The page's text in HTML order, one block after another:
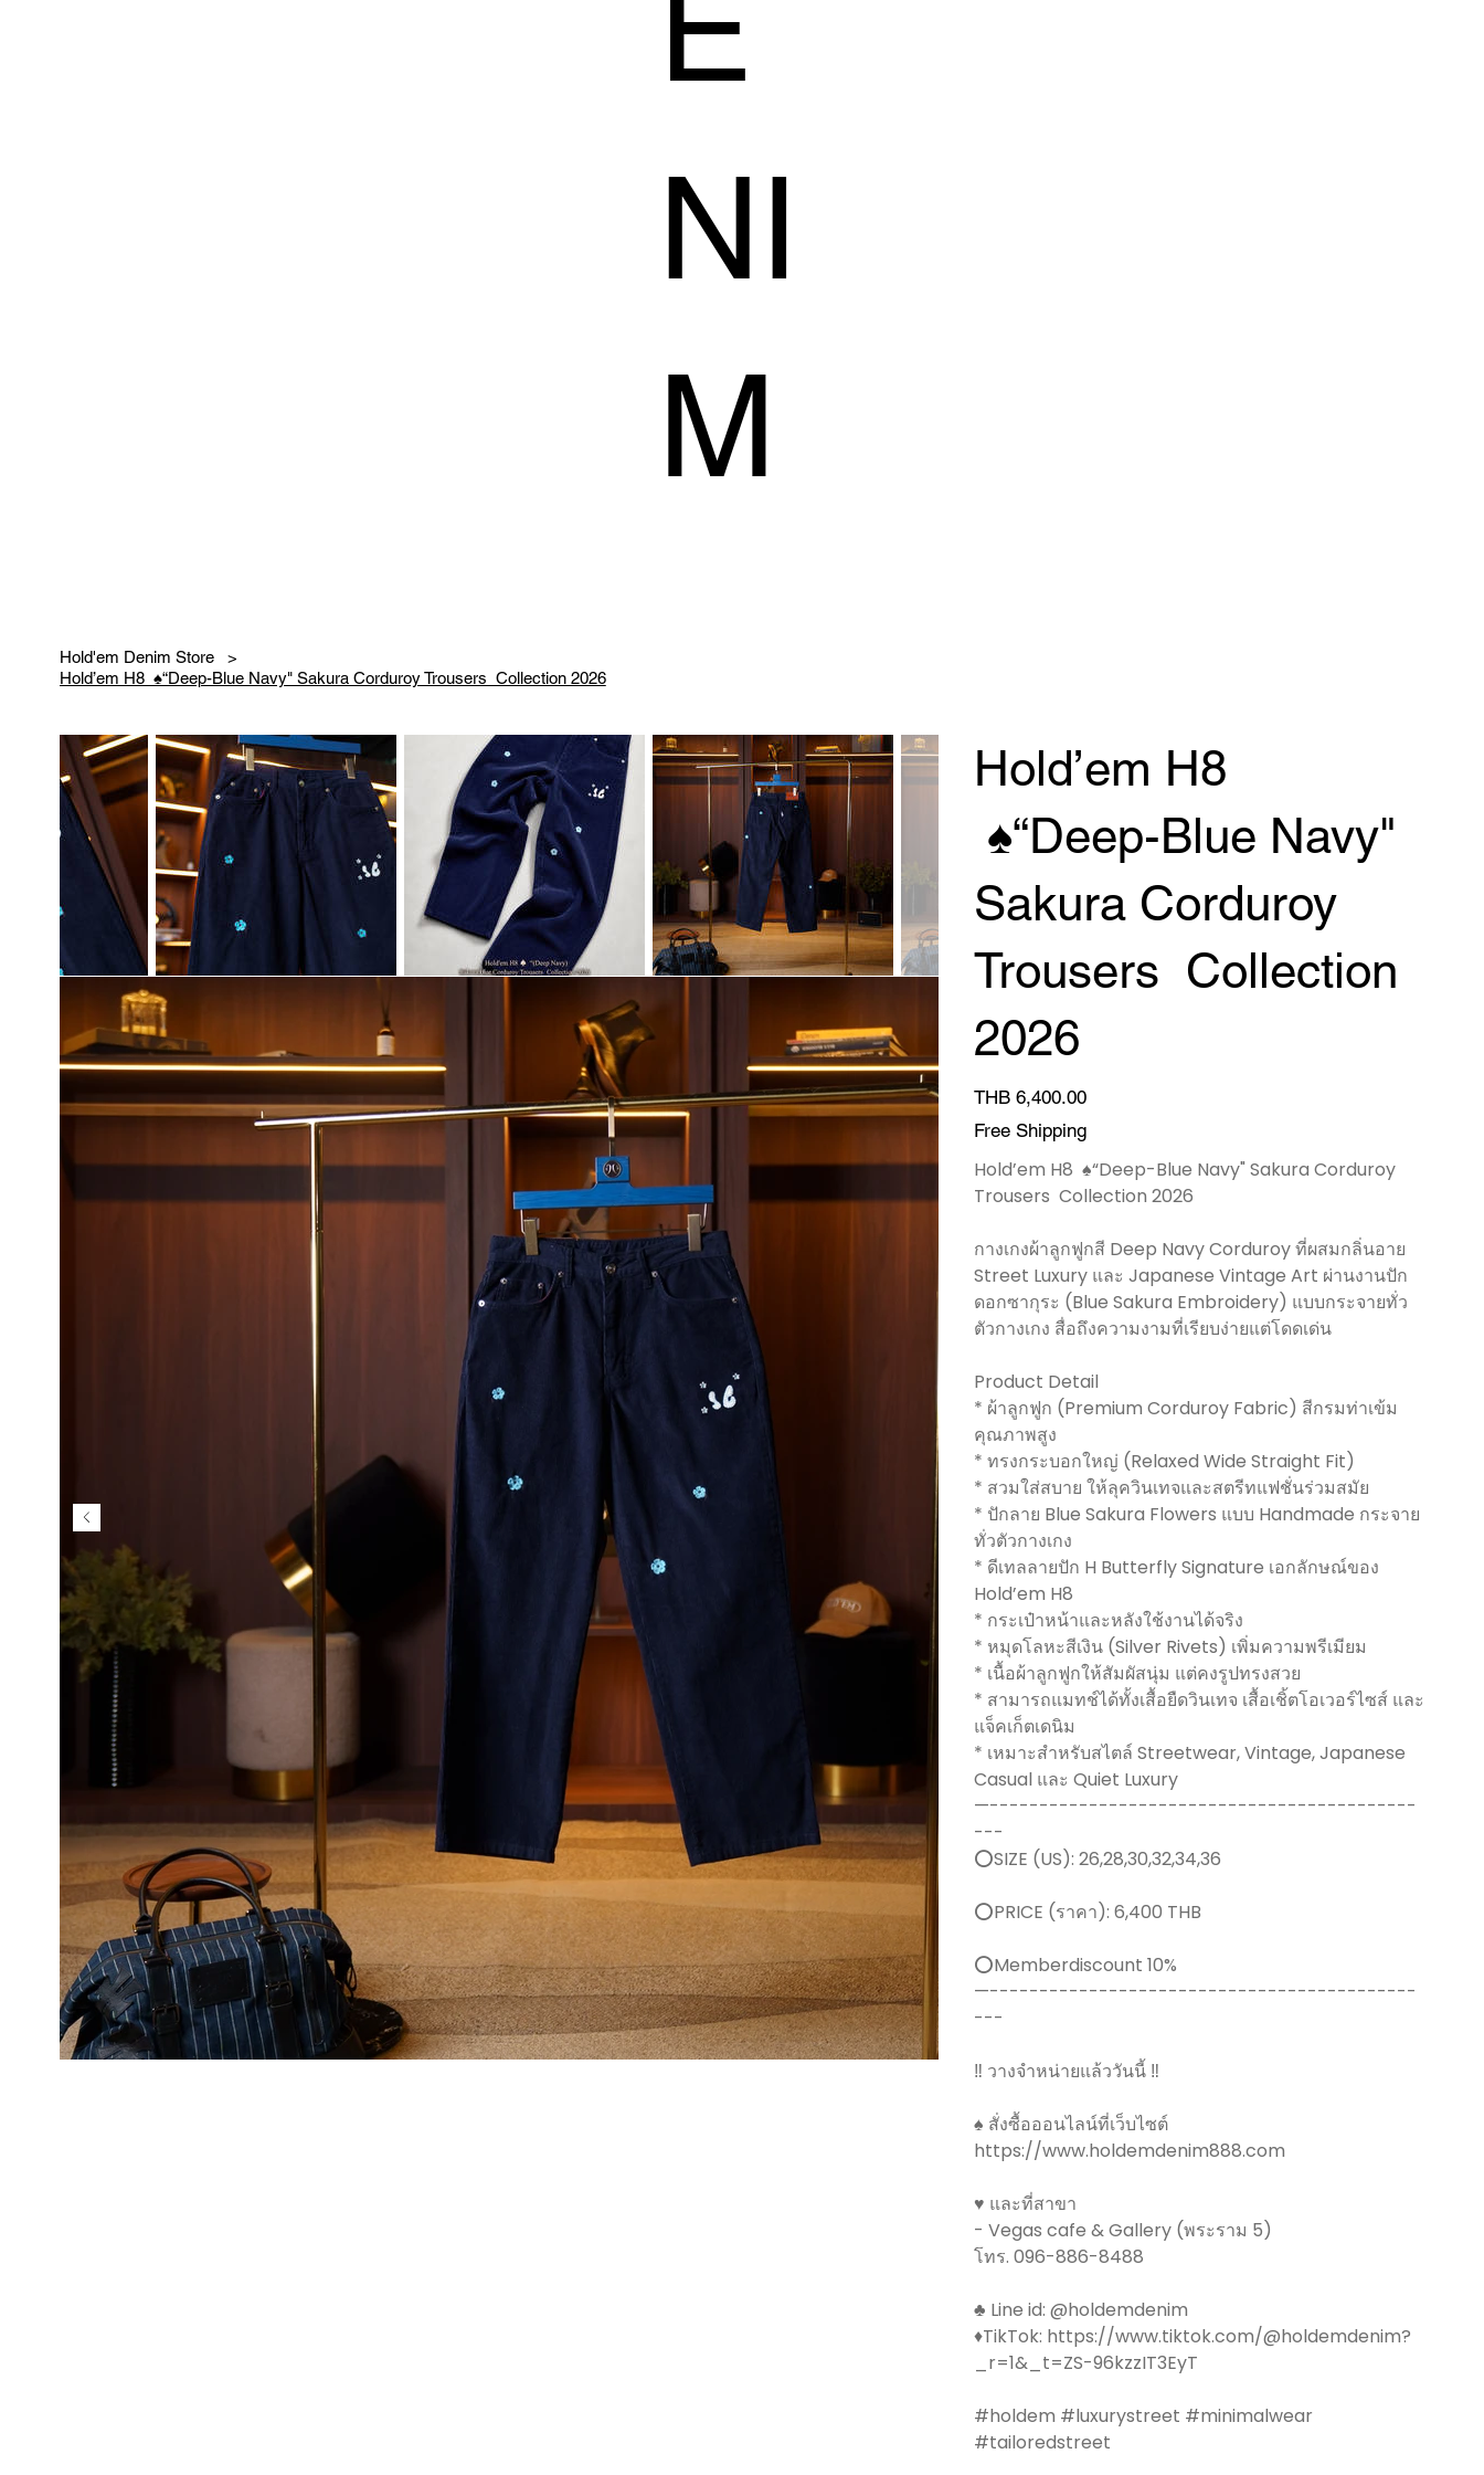
NI
M
Hold'em Denim Store
>
Hold’em H8 ♠️“Deep-Blue Navy" Sakura Corduroy Trousers Collection 2026
Hold’em H8
♠️“Deep-Blue Navy"
Sakura Corduroy
Trousers Collection
2026
Price
THB 6,400.00
Free Shipping
Hold’em H8 ♠️“Deep-Blue Navy" Sakura Corduroy
Trousers Collection 2026
กางเกงผ้าลูกฟูกสี Deep Navy Corduroy ที่ผสมกลิ่นอาย
Street Luxury และ Japanese Vintage Art ผ่านงานปัก
ดอกซากุระ (Blue Sakura Embroidery) แบบกระจายทั่ว
ตัวกางเกง สื่อถึงความงามที่เรียบง่ายแต่โดดเด่น
Product Detail
* ผ้าลูกฟูก (Premium Corduroy Fabric) สีกรมท่าเข้ม
คุณภาพสูง
* ทรงกระบอกใหญ่ (Relaxed Wide Straight Fit)
* สวมใส่สบาย ให้ลุควินเทจและสตรีทแฟชั่นร่วมสมัย
* ปักลาย Blue Sakura Flowers แบบ Handmade กระจาย
ทั่วตัวกางเกง
* ดีเทลลายปัก H Butterfly Signature เอกลักษณ์ของ
Hold’em H8
* กระเป๋าหน้าและหลังใช้งานได้จริง
* หมุดโลหะสีเงิน (Silver Rivets) เพิ่มความพรีเมียม
* เนื้อผ้าลูกฟูกให้สัมผัสนุ่ม แต่คงรูปทรงสวย
* สามารถแมทช์ได้ทั้งเสื้อยืดวินเทจ เสื้อเชิ้ตโอเวอร์ไซส์ และ
แจ็คเก็ตเดนิม
* เหมาะสำหรับสไตล์ Streetwear, Vintage, Japanese
Casual และ Quiet Luxury
—-------------------------------------------
---
⭕️SIZE (US): 26,28,30,32,34,36
⭕️PRICE (ราคา): 6,400 THB
⭕️Memberdiscount 10%
—-------------------------------------------
---
‼️ วางจำหน่ายแล้ววันนี้ ‼️
♠️ สั่งซื้อออนไลน์ที่เว็บไซต์
https://www.holdemdenim888.com
♥️ และที่สาขา
- Vegas cafe & Gallery (พระราม 5)
โทร. 096-886-8488
♣️ Line id: @holdemdenim
♦️TikTok: https://www.tiktok.com/@holdemdenim?
_r=1&_t=ZS-96kzzIT3EyT
#holdem #luxurystreet #minimalwear
#tailoredstreet